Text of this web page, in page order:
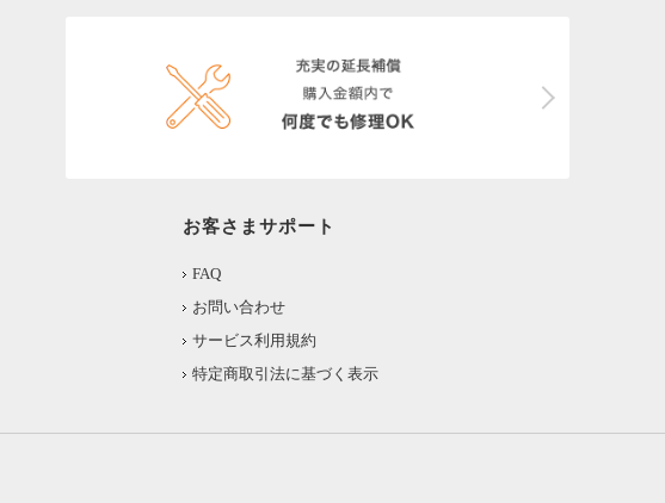
お客さまサポート
FAQ
お問い合わせ
サービス利用規約
特定商取引法に基づく表示